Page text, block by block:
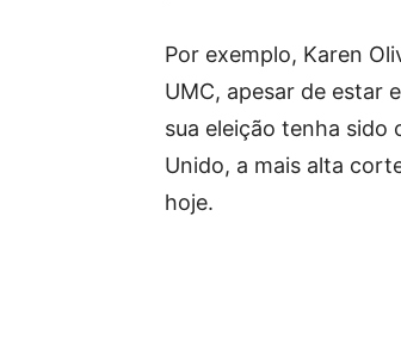
Por exemplo, Karen
UMC, apesar de estar
sua eleição tenha sido
Unido, a mais alta
hoje.